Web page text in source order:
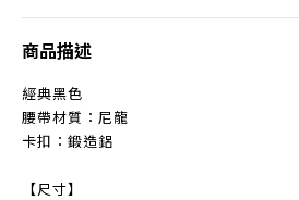
商品描述
經典黑色
腰帶材質：尼龍
卡扣：鍛造鋁
【尺寸】